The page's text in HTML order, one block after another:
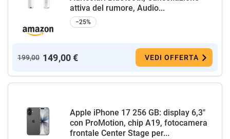
attiva del rumore, Audio...
−25%
199,00 149,00 € VEDI OFFERTA
Apple iPhone 17 256 GB: display 6,3"
con ProMotion, chip A19, fotocamera
frontale Center Stage per...